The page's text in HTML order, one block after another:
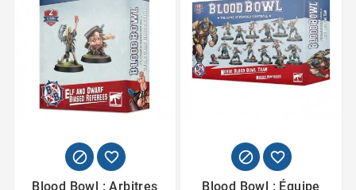
 
Blood Bowl : Arbitres
 
Blood Bowl : Équipe